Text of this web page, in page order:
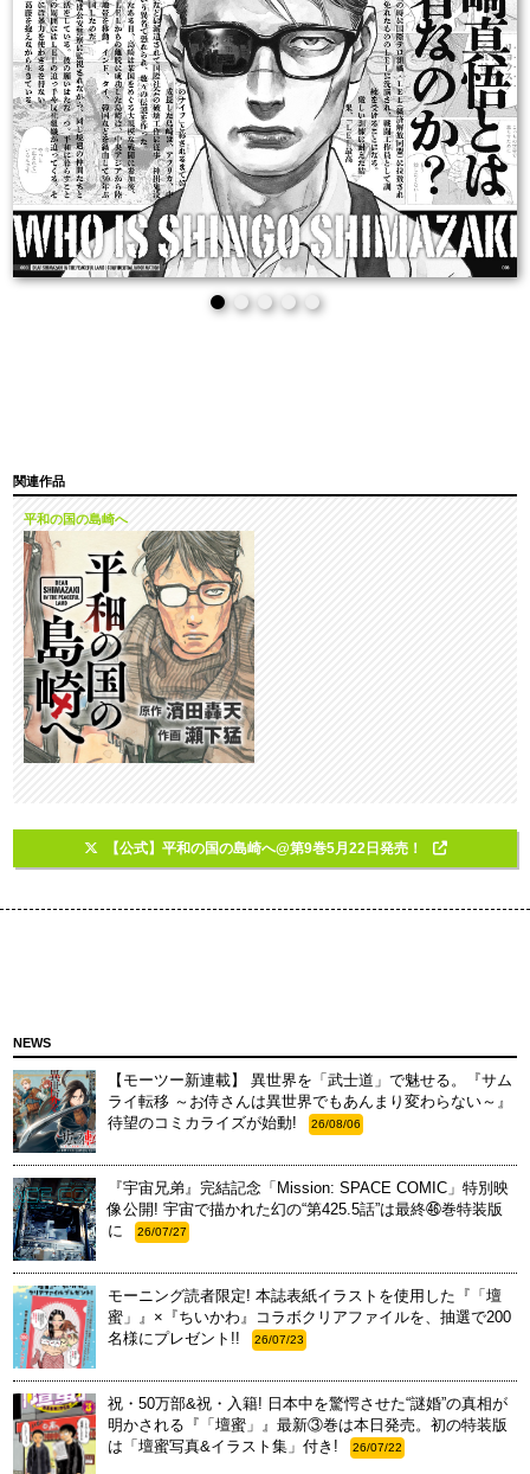
関連作品
平和の国の島崎へ
【公式】平和の国の島崎へ@第9巻5月22日発売！
NEWS
【モーツー新連載】 異世界を「武士道」で魅せる。『サム
ライ転移 ～お侍さんは異世界でもあんまり変わらない～』
待望のコミカライズが始動!
26/08/06
『宇宙兄弟』完結記念「Mission: SPACE COMIC」特別映
像公開! 宇宙で描かれた幻の“第425.5話”は最終㊻巻特装版
に
26/07/27
モーニング読者限定! 本誌表紙イラストを使用した『「壇
蜜」』×『ちいかわ』コラボクリアファイルを、抽選で200
名様にプレゼント!!
26/07/23
祝・50万部&祝・入籍! 日本中を驚愕させた“謎婚”の真相が
明かされる『「壇蜜」』最新③巻は本日発売。初の特装版
は「壇蜜写真&イラスト集」付き!
26/07/22